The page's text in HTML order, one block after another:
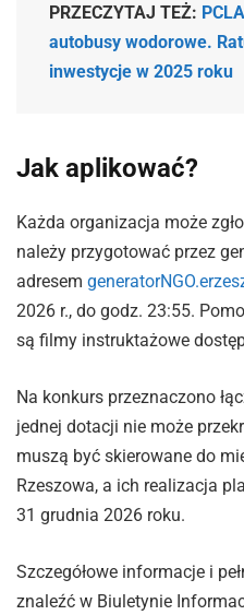
PRZECZYTAJ TEŻ:
autobusy wodorowe.
inwestycje w 2025 roku
Jak aplikować?
Każda organizacja może
należy przygotować przez
adresem
2026 r., do godz. 23:55.
są filmy instruktażowe
Na konkurs przeznaczono
jednej dotacji nie może
muszą być skierowane do
Rzeszowa, a ich realizacja
31 grudnia 2026 roku.
Szczegółowe informacje i
znaleźć w Biuletynie